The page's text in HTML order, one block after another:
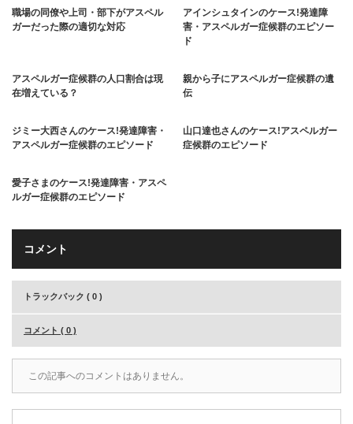
職場の同僚や上司・部下がアスペル
ガーだった際の適切な対応
アインシュタインのケース!発達障
害・アスペルガー症候群のエピソー
ド
アスペルガー症候群の人口割合は現
在増えている？
親から子にアスペルガー症候群の遺
伝
ジミー大西さんのケース!発達障害・
アスペルガー症候群のエピソード
山口達也さんのケース!アスペルガー
症候群のエピソード
愛子さまのケース!発達障害・アスペ
ルガー症候群のエピソード
コメント
トラックバック ( 0 )
コメント ( 0 )
この記事へのコメントはありません。